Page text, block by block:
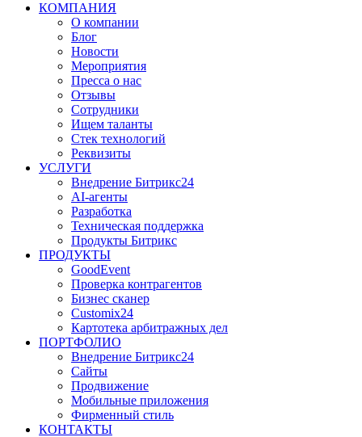
КОМПАНИЯ
О компании
Блог
Новости
Мероприятия
Пресса о нас
Отзывы
Сотрудники
Ищем таланты
Стек технологий
Реквизиты
УСЛУГИ
Внедрение Битрикс24
AI-агенты
Разработка
Техническая поддержка
Продукты Битрикс
ПРОДУКТЫ
GoodEvent
Проверка контрагентов
Бизнес сканер
Customix24
Картотека арбитражных дел
ПОРТФОЛИО
Внедрение Битрикс24
Сайты
Продвижение
Мобильные приложения
Фирменный стиль
КОНТАКТЫ